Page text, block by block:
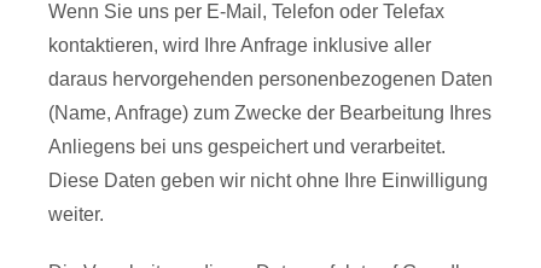
Wenn Sie uns per E-Mail, Telefon oder Telefax
kontaktieren, wird Ihre Anfrage inklusive aller
daraus hervorgehenden personenbezogenen Daten
(Name, Anfrage) zum Zwecke der Bearbeitung Ihres
Anliegens bei uns gespeichert und verarbeitet.
Diese Daten geben wir nicht ohne Ihre Einwilligung
weiter.